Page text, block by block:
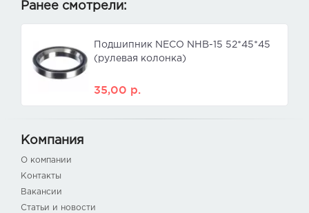
Ранее смотрели:
Подшипник NECO NHB-15 52*45*45
(рулевая колонка)
35,00 р.
Компания
О компании
Контакты
Вакансии
Статьи и новости